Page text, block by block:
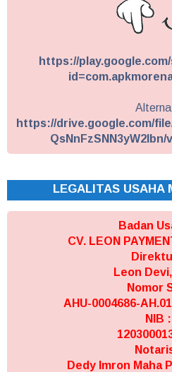
https://
https://drive.google.com/
LEGALITAS USAHA
Badan
CV. LEON
Leon
Nomor
AHU-0004686-
NIB :
Dedy Imron Maha